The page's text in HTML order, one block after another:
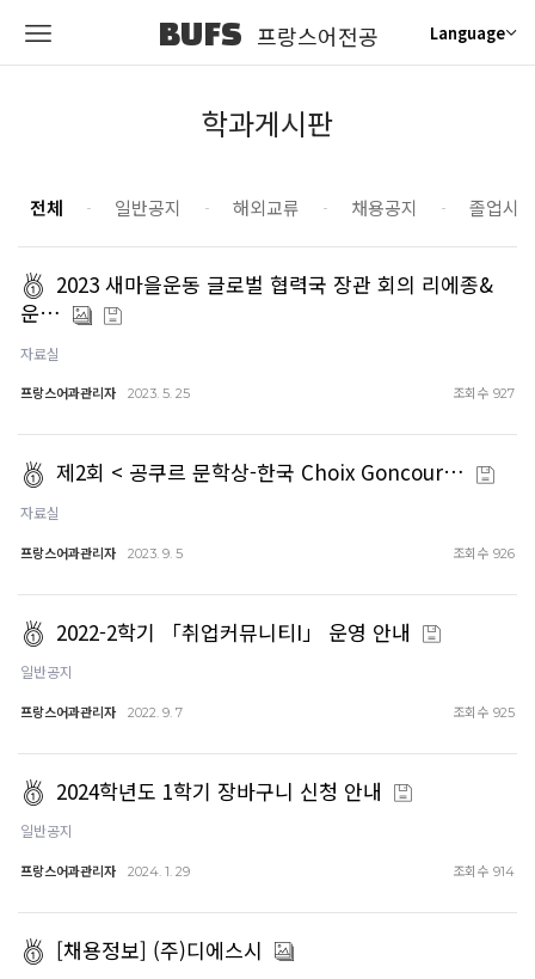
BUFS 프랑스어전공 Language
학과게시판
전체 일반공지 해외교류 채용공지 졸업시험
2023 새마을운동 글로벌 협력국 장관 회의 리에종&
운…
자료실
프랑스어과관리자 2023. 5. 25 조회수 927
제2회 < 공쿠르 문학상-한국 Choix Goncour…
자료실
프랑스어과관리자 2023. 9. 5 조회수 926
2022-2학기 「취업커뮤니티I」 운영 안내
일반공지
프랑스어과관리자 2022. 9. 7 조회수 925
2024학년도 1학기 장바구니 신청 안내
일반공지
프랑스어과관리자 2024. 1. 29 조회수 914
[채용정보] (주)디에스시